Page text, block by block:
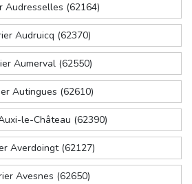
Audresselles (62164)
Audruicq (62370)
Aumerval (62550)
Autingues (62610)
le-Château (62390)
Averdoingt (62127)
Avesnes (62650)